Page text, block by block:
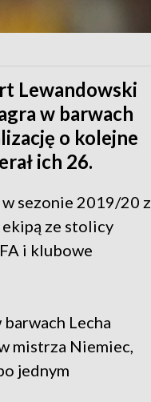
Lewandowski
w barwach
o kolejne
ich 26.
sezonie 2019/20 z
ekipą ze stolicy
i klubowe
Lecha
mistrza Niemiec,
jednym